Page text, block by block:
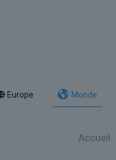
Europe Monde
Accueil